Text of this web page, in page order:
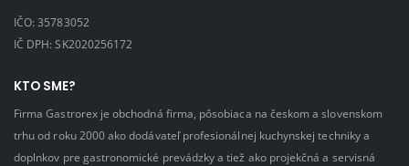
IČO: 35783052
IČ DPH: SK2020256172
KTO SME?
Firma Gastrorex je obchodná firma, pôsobiaca na českom a slovenskom
trhu od roku 2000 ako dodávateľ profesionálnej kuchynskej techniky a
doplnkov pre gastronomické prevádzky a tiež ako projekčná a servisná